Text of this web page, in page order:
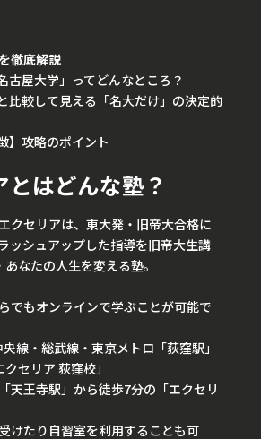
徹底解説
古屋大学」ってどんなところ？
比較して見える「名大だけ」の決定的
】攻略のポイント
とはどんな塾？
クセリアは、東大発・旧帝大合格に
ッシュアップした指導を旧帝大生講
なたの人生を変える塾。
でもオンラインで学ぶことが可能で
線・総武線・東京メトロ「荻窪駅」
セリア 荻窪校」
天王寺駅」から徒歩7分の「エクセリ
けたり自習室を利用することも可